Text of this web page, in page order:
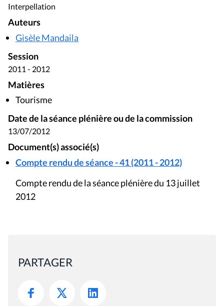
Interpellation
Auteurs
Gisèle Mandaila
Session
2011 - 2012
Matières
Tourisme
Date de la séance plénière ou de la commission
13/07/2012
Document(s) associé(s)
Compte rendu de séance - 41 (2011 - 2012)
Compte rendu de la séance plénière du 13 juillet
2012
PARTAGER